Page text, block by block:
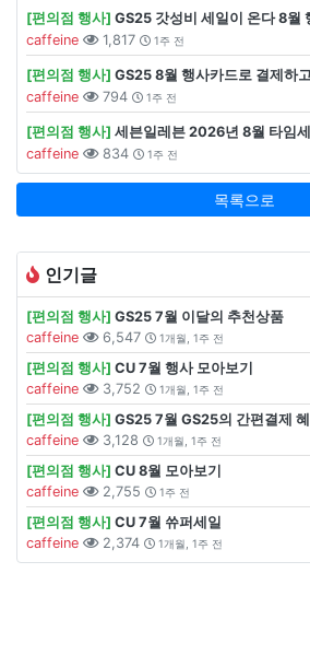
[편의점 행사] GS25 갓성비 세일이 온다 8월
caffeine
1,817 1주 전
[편의점 행사] GS25 8월 행사카드로 결제하
caffeine
794 1주 전
[편의점 행사] 세븐일레븐 2026년 8월 타임
caffeine
834 1주 전
목록으로
인기글
[편의점 행사] GS25 7월 이달의 추천상품
caffeine
6,547 1개월, 1주 전
[편의점 행사] CU 7월 행사 모아보기
caffeine
3,752 1개월, 1주 전
[편의점 행사] GS25 7월 GS25의 간편결제
caffeine
3,128 1개월, 1주 전
[편의점 행사] CU 8월 모아보기
caffeine
2,755 1주 전
[편의점 행사] CU 7월 쓔퍼세일
caffeine
2,374 1개월, 1주 전